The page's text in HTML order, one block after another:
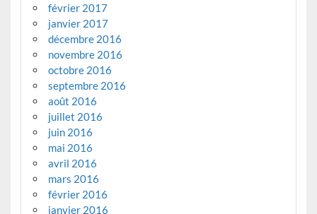
février 2017
janvier 2017
décembre 2016
novembre 2016
octobre 2016
septembre 2016
août 2016
juillet 2016
juin 2016
mai 2016
avril 2016
mars 2016
février 2016
janvier 2016